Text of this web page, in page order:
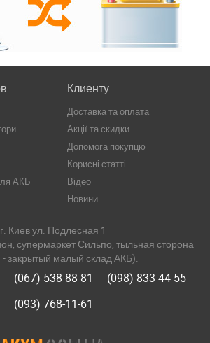
АКБ
Клиенту
Доставка та оплата
Акції та скидки
Допомога покупцю
Корисні статті
Відео
Новини
г. Киев ул. Подлесная 1
супермаркет Сильпо, тыльная сторона
- закрытый малый склад АКБ).
(067) 538-88-81
(098) 833-44-55
(093) 768-11-61